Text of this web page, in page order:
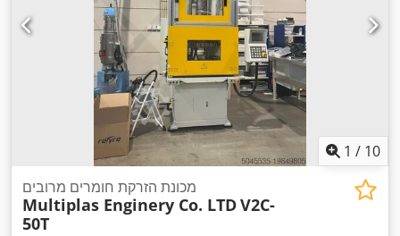
1 / 10
מכונת הזרקת חומרים מרובים
Multiplas Enginery Co. LTDV2C-
50T